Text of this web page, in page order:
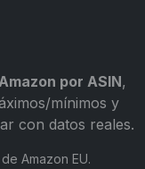
por ASIN,
mínimos y
con datos reales.
Amazon EU.